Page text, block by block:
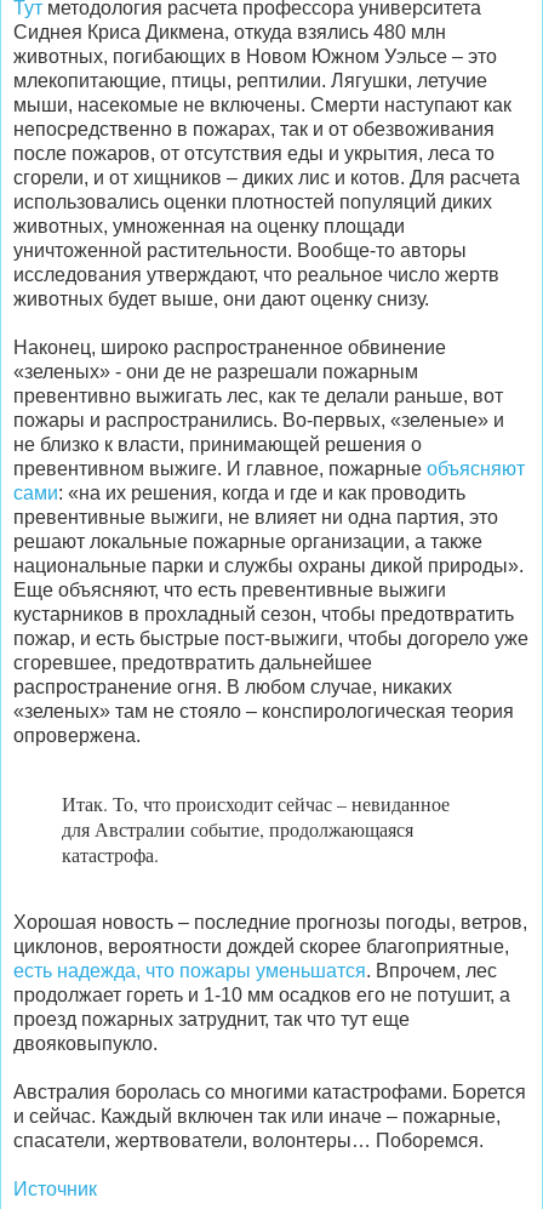
Тут методология расчета профессора университета
Сиднея Криса Дикмена, откуда взялись 480 млн
животных, погибающих в Новом Южном Уэльсе – это
млекопитающие, птицы, рептилии. Лягушки, летучие
мыши, насекомые не включены. Смерти наступают как
непосредственно в пожарах, так и от обезвоживания
после пожаров, от отсутствия еды и укрытия, леса то
сгорели, и от хищников – диких лис и котов. Для расчета
использовались оценки плотностей популяций диких
животных, умноженная на оценку площади
уничтоженной растительности. Вообще-то авторы
исследования утверждают, что реальное число жертв
животных будет выше, они дают оценку снизу.
Наконец, широко распространенное обвинение
«зеленых» - они де не разрешали пожарным
превентивно выжигать лес, как те делали раньше, вот
пожары и распространились. Во-первых, «зеленые» и
не близко к власти, принимающей решения о
превентивном выжиге. И главное, пожарные объясняют
сами: «на их решения, когда и где и как проводить
превентивные выжиги, не влияет ни одна партия, это
решают локальные пожарные организации, а также
национальные парки и службы охраны дикой природы».
Еще объясняют, что есть превентивные выжиги
кустарников в прохладный сезон, чтобы предотвратить
пожар, и есть быстрые пост-выжиги, чтобы догорело уже
сгоревшее, предотвратить дальнейшее
распространение огня. В любом случае, никаких
«зеленых» там не стояло – конспирологическая теория
опровержена.
Итак. То, что происходит сейчас – невиданное
для Австралии событие, продолжающаяся
катастрофа.
Хорошая новость – последние прогнозы погоды, ветров,
циклонов, вероятности дождей скорее благоприятные,
есть надежда, что пожары уменьшатся. Впрочем, лес
продолжает гореть и 1-10 мм осадков его не потушит, а
проезд пожарных затруднит, так что тут еще
двояковыпукло.
Австралия боролась со многими катастрофами. Борется
и сейчас. Каждый включен так или иначе – пожарные,
спасатели, жертвователи, волонтеры… Поборемся.
Источник